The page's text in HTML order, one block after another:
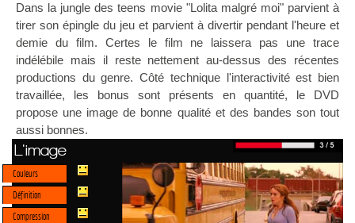
Dans la jungle des teens movie "Lolita malgré moi" parvient à
tirer son épingle du jeu et parvient à divertir pendant l'heure et
demie du film. Certes le film ne laissera pas une trace
indélébile mais il reste nettement au-dessus des récentes
productions du genre. Côté technique l'interactivité est bien
travaillée, les bonus sont présents en quantité, le DVD
propose une image de bonne qualité et des bandes son tout
aussi bonnes.
L'image
Couleurs
Définition
Compression